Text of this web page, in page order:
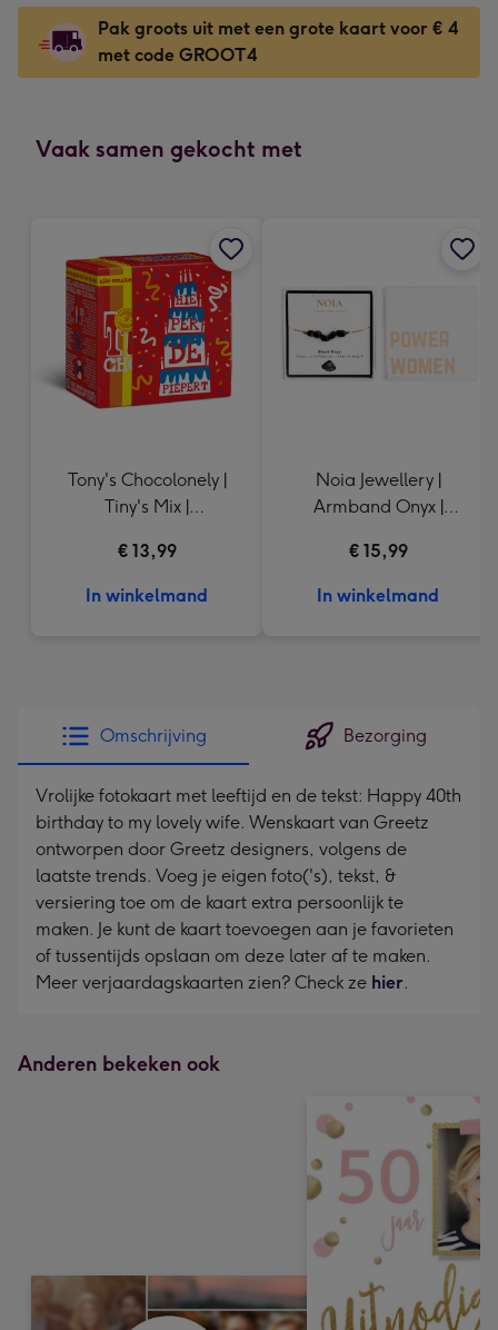
-
118
x
-
mm
Pak groots uit met een grote kaart voor € 4
met code GROOT4
Vaak samen gekocht met
Tony's Chocolonely |
Tiny's Mix |
€ 13,99
In winkelmand
Noia Jewellery |
Armband Onyx |
€ 15,99
In winkelmand
Omschrijving Bezorging
Vrolijke fotokaart met leeftijd en de tekst: Happy 40th
birthday to my lovely wife. Wenskaart van Greetz
ontworpen door Greetz designers, volgens de
laatste trends. Voeg je eigen foto('s), tekst, &
versiering toe om de kaart extra persoonlijk te
maken. Je kunt de kaart toevoegen aan je favorieten
of tussentijds opslaan om deze later af te maken.
Meer verjaardagskaarten zien? Check ze hier.
Anderen bekeken ook